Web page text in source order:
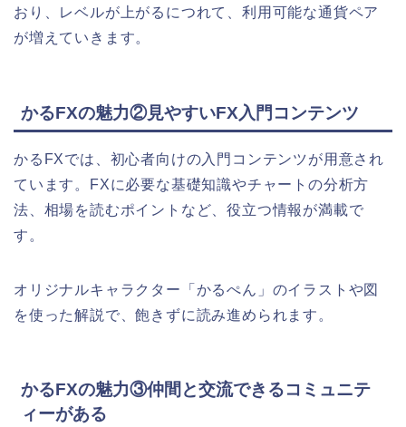
おり、レベルが上がるにつれて、利用可能な通貨ペア
が増えていきます。
かるFXの魅力②見やすいFX入門コンテンツ
かるFXでは、初心者向けの入門コンテンツが用意され
ています。
FXに必要な基礎知識やチャートの分析方
法、相場を読むポイントなど、役立つ情報が満載で
す。
オリジナルキャラクター「かるぺん」のイラストや図
を使った解説で、飽きずに読み進められます。
かるFXの魅力③仲間と交流できるコミュニテ
ィーがある